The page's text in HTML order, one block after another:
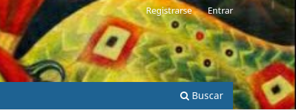
Buscar
Registrarse Entrar